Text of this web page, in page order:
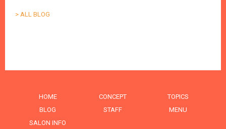
> ALL BLOG
HOME CONCEPT
TOPICS
BLOG
STAFF
MENU
SALON INFO